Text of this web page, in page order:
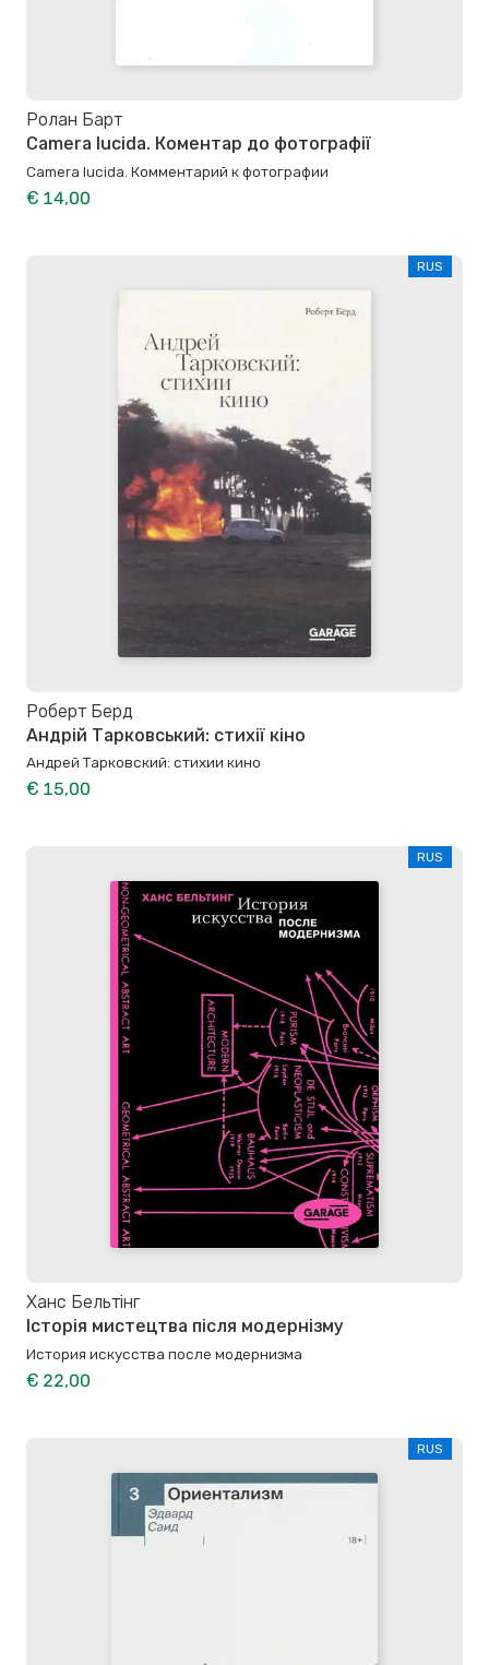
Ролан Барт
Camera lucida. Коментар до фотографії
Camera lucida. Комментарий к фотографии
€ 14,00
RUS
Роберт Берд
Андрій Тарковський: стихії кіно
Андрей Тарковский: стихии кино
€ 15,00
RUS
Ханс Бельтінг
Історія мистецтва після модернізму
История искусства после модернизма
€ 22,00
RUS